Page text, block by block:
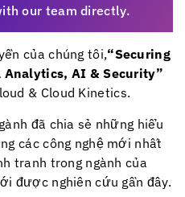
our team directly.
của chúng tôi,“Securing
Analytics, AI & Security”
& Cloud Kinetics.
đã chia sẻ những hiểu
các công nghệ mới nhất
tranh trong ngành của
được nghiên cứu gần đây.